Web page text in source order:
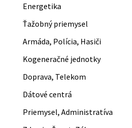
Energetika
Ťažobný priemysel
Armáda, Polícia, Hasiči
Kogeneračné jednotky
Doprava, Telekom
Dátové centrá
Priemysel, Administratíva